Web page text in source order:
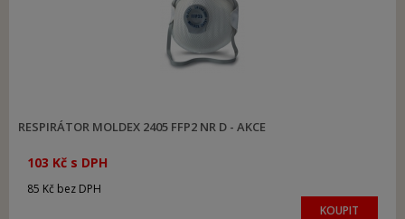
RESPIRÁTOR MOLDEX 2405 FFP2 NR D - AKCE
103 Kč s DPH
85 Kč bez DPH
KOUPIT